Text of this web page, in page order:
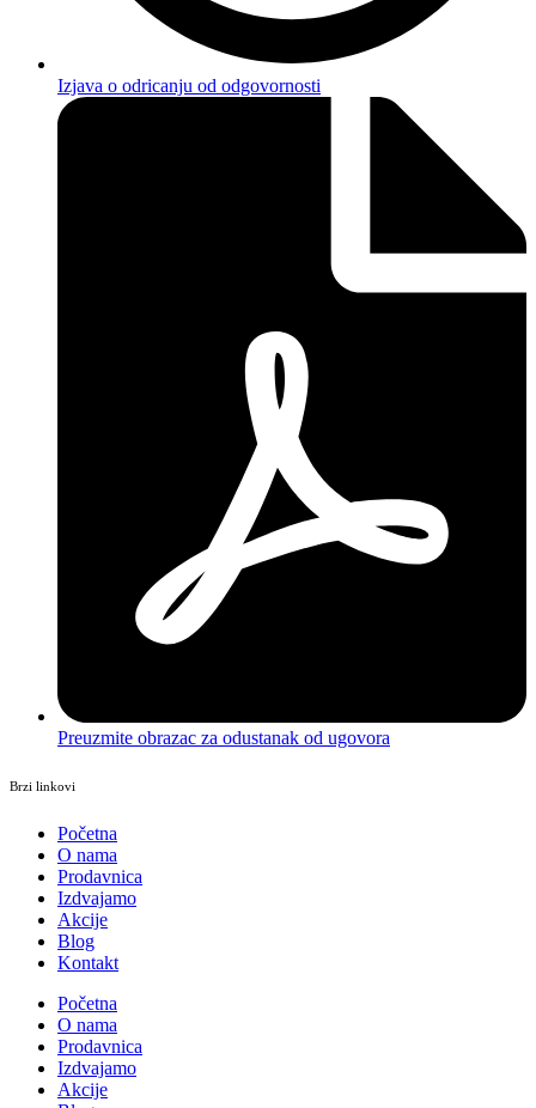
Izjava o odricanju od odgovornosti
Preuzmite obrazac za odustanak od ugovora
Brzi linkovi
Početna
O nama
Prodavnica
Izdvajamo
Akcije
Blog
Kontakt
Početna
O nama
Prodavnica
Izdvajamo
Akcije